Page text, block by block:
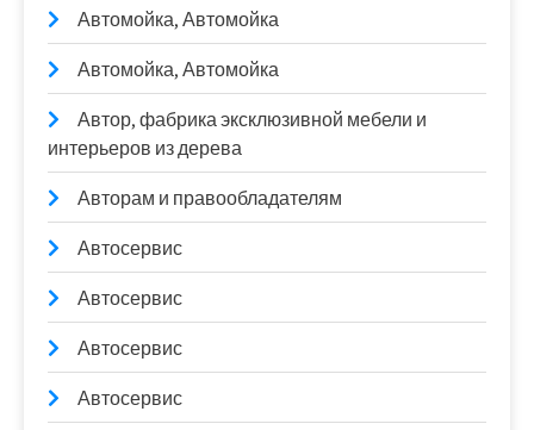
Автомойка, Автомойка
Автомойка, Автомойка
Автор, фабрика эксклюзивной мебели и
интерьеров из дерева
Авторам и правообладателям
Автосервис
Автосервис
Автосервис
Автосервис